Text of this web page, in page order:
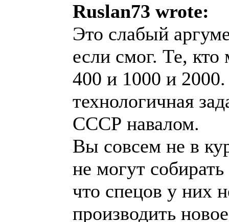
Ruslan73 wrote:
Это слабый
если смог. Те, кто
400 и 1000 и
технологичная
СССР навалом.
Вы совсем не в
не могут
что спецов у них
производить